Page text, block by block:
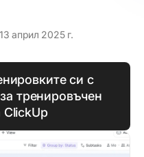
13 април 2025 г.
си с
тренировъчен
ClickUp